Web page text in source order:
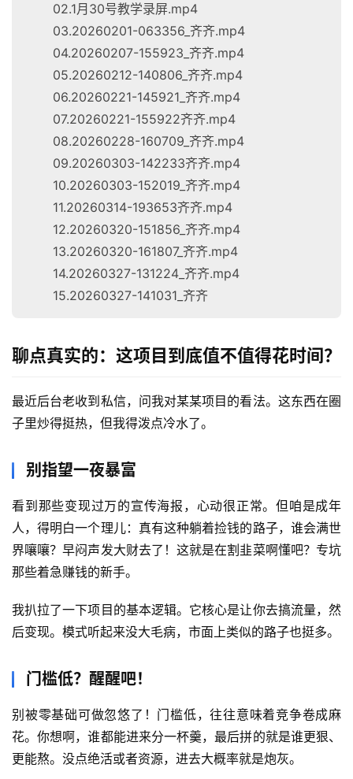
首
网
快
赚
02.1月30号教学录屏.mp4
03.20260201-063356_齐齐.mp4
04.20260207-155923_齐齐.mp4
05.20260212-140806_齐齐.mp4
06.20260221-145921_齐齐.mp4
07.20260221-155922齐齐.mp4
08.20260228-160709_齐齐.mp4
09.20260303-142233齐齐.mp4
10.20260303-152019_齐齐.mp4
11.20260314-193653齐齐.mp4
12.20260320-151856_齐齐.mp4
13.20260320-161807_齐齐.mp4
14.20260327-131224_齐齐.mp4
15.20260327-141031_齐齐
聊点真实的：这项目到底值不值得花时间？
最近后台老收到私信，问我对某某项目的看法。这东西在圈
子里炒得挺热，但我得泼点冷水了。
别指望一夜暴富
看到那些变现过万的宣传海报，心动很正常。但咱是成年
人，得明白一个理儿：真有这种躺着捡钱的路子，谁会满世
界嚷嚷？早闷声发大财去了！这就是在割韭菜啊懂吧？专坑
那些着急赚钱的新手。
我扒拉了一下项目的基本逻辑。它核心是让你去搞流量，然
后变现。模式听起来没大毛病，市面上类似的路子也挺多。
门槛低？醒醒吧！
别被零基础可做忽悠了！门槛低，往往意味着竞争卷成麻
花。你想啊，谁都能进来分一杯羹，最后拼的就是谁更狠、
更能熬。没点绝活或者资源，进去大概率就是炮灰。